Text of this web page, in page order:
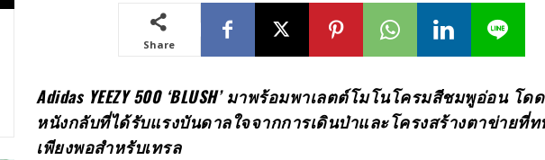
Share
Adidas YEEZY 500 ‘BLUSH’ มาพร้อมพาเลตต์โมโนโครมสีชมพูอ่อนโดด
หนังกลับที่ได้รับแรงบันดาลใจจากการเดินป่าและโครงสร้างตาข่ายที่
เพียงพอสำหรับเทรล